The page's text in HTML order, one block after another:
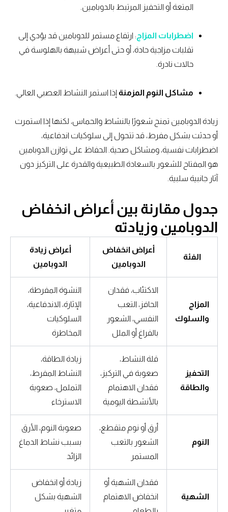
المتعة أو التحفيز المرتبط بالدوبامين.
اضطرابات المزاج: ارتفاع مستمر للدوبامين قد يؤدي إلى
تقلبات مزاجية حادة، أو حتى أعراض شبيهة بالهلوسة في
حالات نادرة.
مشاكل النوم المزمنةإذا استمر النشاط العصبي العالي.
زيادة الدوبامين تمنح شعورًا بالنشاط والحماس، لكنها إذا استمرت
أو حدثت بشكل مفرط، قد تتحول إلى سلوكيات اندفاعية،
اضطرابات نفسية، ومشاكل صحية. الحفاظ على توازن الدوبامين
هو المفتاح للشعور بالسعادة الطبيعية والقدرة على التركيز دون
آثار جانبية سلبية.
جدول مقارنة بين أعراض انخفاض
الدوبامين وزيادته
الفئة
أعراض انخفاض
الدوبامين
أعراض زيادة
الدوبامين
المزاج
والسلوك
الاكتئاب، فقدان
الحافز، التعب
النفسي، الشعور
بالفراغ أو الملل
النشوة المفرطة،
الإثارة، الاندفاعية،
السلوكيات
المخاطرة
التحفيز
والطاقة
قلة النشاط،
صعوبة في التركيز،
فقدان الاهتمام
بالأنشطة اليومية
زيادة الطاقة،
النشاط المفرط،
التململ، صعوبة
الاسترخاء
النوم
أرق أو نوم متقطع،
الشعور بالتعب
المستمر
صعوبة النوم، الأرق
بسبب نشاط الدماغ
الزائد
الشهية
فقدان الشهية أو
انخفاض الاهتمام
زيادة أو انخفاض
الشهية بشكل